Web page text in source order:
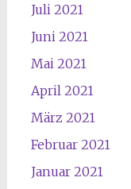
Juli 2021
Juni 2021
Mai 2021
April 2021
März 2021
Februar 2021
Januar 2021